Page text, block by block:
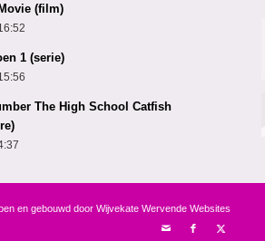
(film)
1 (serie)
The High School Catfish
en gebouwd door Wijvekate Wervende Websites